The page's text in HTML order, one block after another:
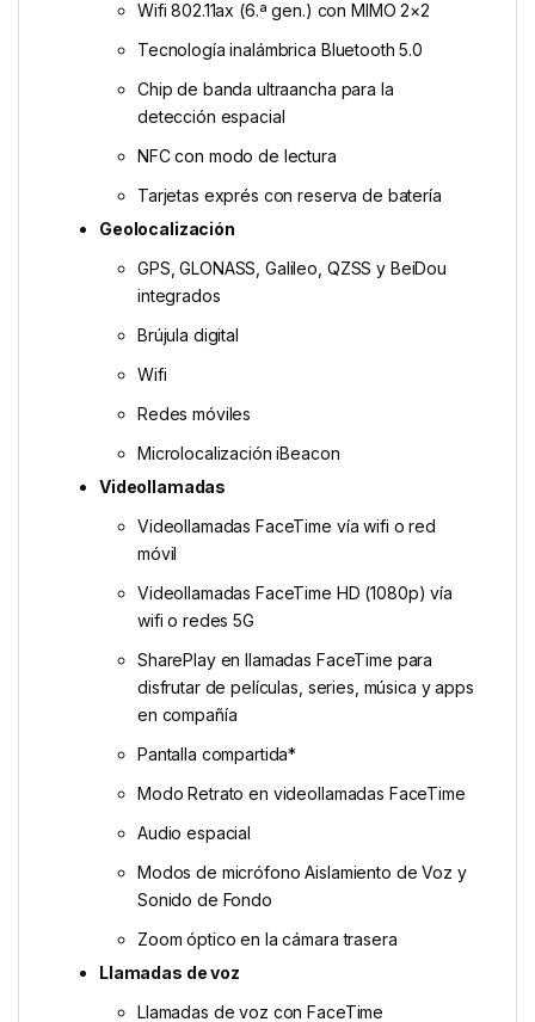
Wifi 802.11ax (6.ª gen.) con MIMO 2×2
Tecnología inalámbrica Bluetooth 5.0
Chip de banda ultraancha para la
detección espacial
NFC con modo de lectura
Tarjetas exprés con reserva de batería
Geolocalización
GPS, GLONASS, Galileo, QZSS y BeiDou
integrados
Brújula digital
Wifi
Redes móviles
Microlocalización iBeacon
Videollamadas
Videollamadas FaceTime vía wifi o red
móvil
Videollamadas FaceTime HD (1080p) vía
wifi o redes 5G
SharePlay en llamadas FaceTime para
disfrutar de películas, series, música y apps
en compañía
Pantalla compartida*
Modo Retrato en videollamadas FaceTime
Audio espacial
Modos de micrófono Aislamiento de Voz y
Sonido de Fondo
Zoom óptico en la cámara trasera
Llamadas de voz
Llamadas de voz con FaceTime